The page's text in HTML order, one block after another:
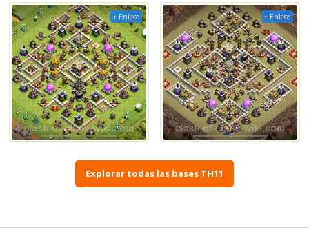
+ Enlace + Enlace
Explorar todas las bases TH11